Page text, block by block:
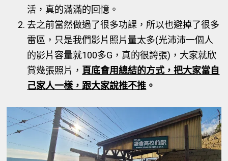
活，真的滿滿的回憶。
去之前當然做過了很多功課，所以也避掉了很多
雷區，只是我們影片照片量太多(光沛沛一個人
的影片容量就100多G，真的很誇張)，大家就欣
賞幾張照片， 頁底會用總結的方式，把大家當自
己家人一樣，跟大家說推不推 。